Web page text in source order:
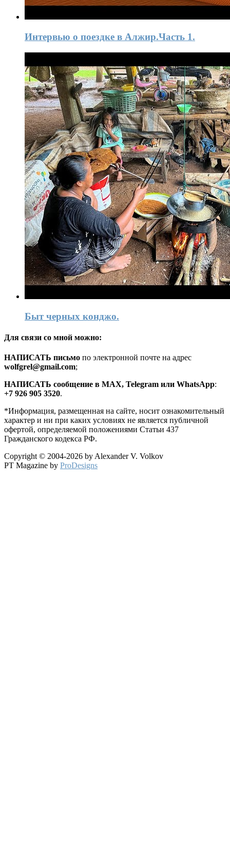
Интервью o поездке в Алжир.Часть 1.
Быт черных конджо.
Для связи со мной можно:
HАПИСАТЬ письмо по электронной почте на адрес
wolfgrel@gmail.com;
HАПИСАТЬ сообщение в MAX, Telegram или WhatsApp:
+7 926 905 3520.
*Информация, размещенная на сайте, носит ознакомительный
характер и ни при каких условиях не является публичной
офертой, определяемой положениями Статьи 437
Гражданского кодекса РФ.
Copyright © 2004-2026 by Alexander V. Volkov
PT Magazine by ProDesigns